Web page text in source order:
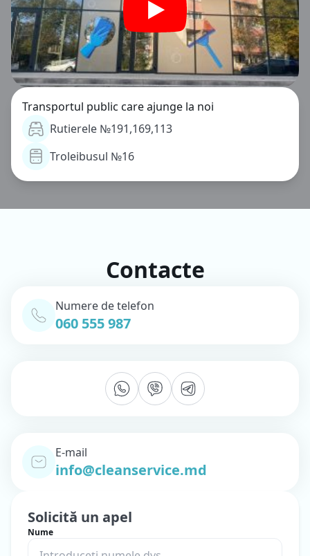
Transportul public care ajunge la noi
Rutierele №191,169,113
Troleibusul №16
Contacte
Numere de telefon
060 555 987
E-mail
info@cleanservice.md
Solicită un apel
Nume